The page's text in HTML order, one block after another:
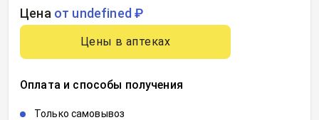
Цена от undefined ₽
Цены в аптеках
Оплата и способы получения
Только самовывоз